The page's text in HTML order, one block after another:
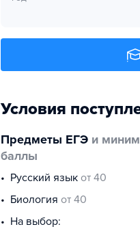
Условия
Предметы ЕГЭ и
баллы
русский язык от 40
биология от 40
На выбор: